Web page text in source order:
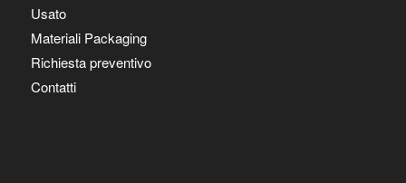
Usato
Materiali Packaging
Richiesta preventivo
Contatti